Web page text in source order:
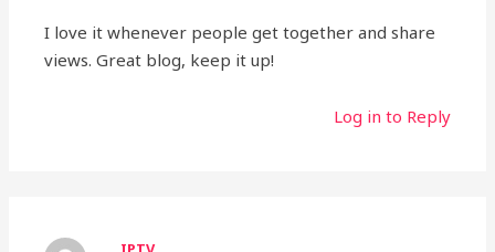
I love it whenever people get together and share
views. Great blog, keep it up!
Log in to Reply